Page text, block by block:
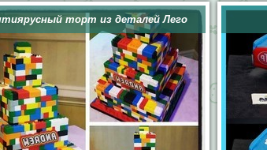
торт из деталей Лего